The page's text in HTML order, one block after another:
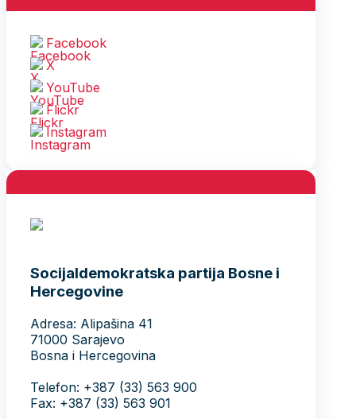
Facebook
X
YouTube
Flickr
Instagram
Socijaldemokratska partija Bosne i
Hercegovine
Adresa: Alipašina 41
71000 Sarajevo
Bosna i Hercegovina
Telefon: +387 (33) 563 900
Fax: +387 (33) 563 901